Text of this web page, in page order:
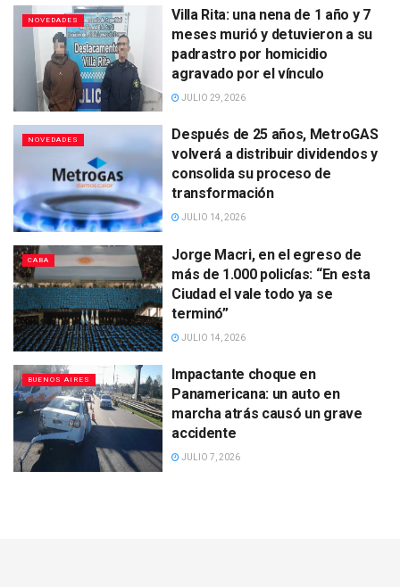
NOVEDADES
Villa Rita: una nena de 1 año y 7
meses murió y detuvieron a su
padrastro por homicidio
agravado por el vínculo
JULIO 29, 2026
NOVEDADES
Después de 25 años, MetroGAS
volverá a distribuir dividendos y
consolida su proceso de
transformación
JULIO 14, 2026
CABA
Jorge Macri, en el egreso de
más de 1.000 policías: “En esta
Ciudad el vale todo ya se
terminó”
JULIO 14, 2026
BUENOS AIRES
Impactante choque en
Panamericana: un auto en
marcha atrás causó un grave
accidente
JULIO 7, 2026